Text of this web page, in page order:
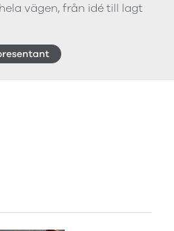
vägen, från idé till lagt